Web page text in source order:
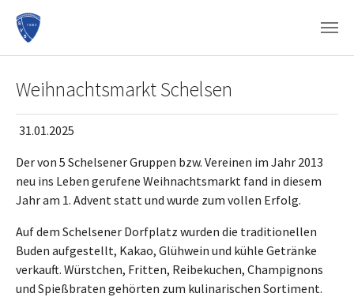
Weihnachtsmarkt Schelsen
31.01.2025
Der von 5 Schelsener Gruppen bzw. Vereinen im Jahr 2013
neu ins Leben gerufene Weihnachtsmarkt fand in diesem
Jahr am 1. Advent statt und wurde zum vollen Erfolg.
Auf dem Schelsener Dorfplatz wurden die traditionellen
Buden aufgestellt, Kakao, Glühwein und kühle Getränke
verkauft. Würstchen, Fritten, Reibekuchen, Champignons
und Spießbraten gehörten zum kulinarischen Sortiment.